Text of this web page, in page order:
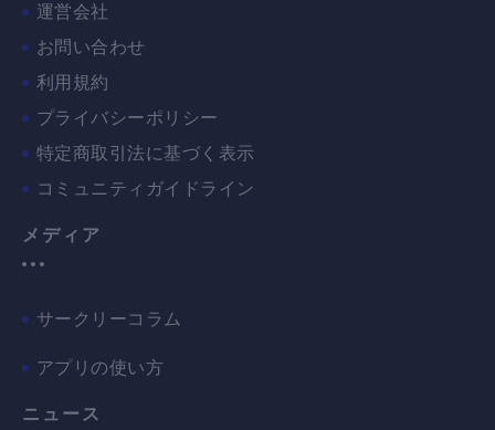
運営会社
お問い合わせ
利用規約
プライバシーポリシー
特定商取引法に基づく表示
コミュニティガイドライン
メディア
サークリーコラム
アプリの使い方
ニュース